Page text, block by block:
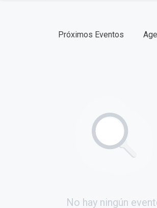
Próximos Eventos
No hay ningún